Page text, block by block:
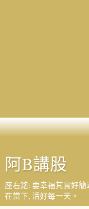
阿B講股
座右銘: 要幸福其實好
在當下, 活好每一天。